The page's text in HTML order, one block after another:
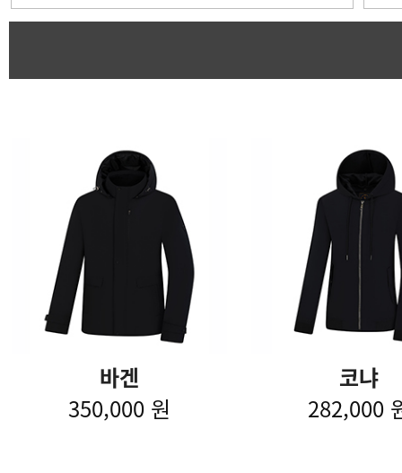
바겐
350,000 원
코냐
282,000